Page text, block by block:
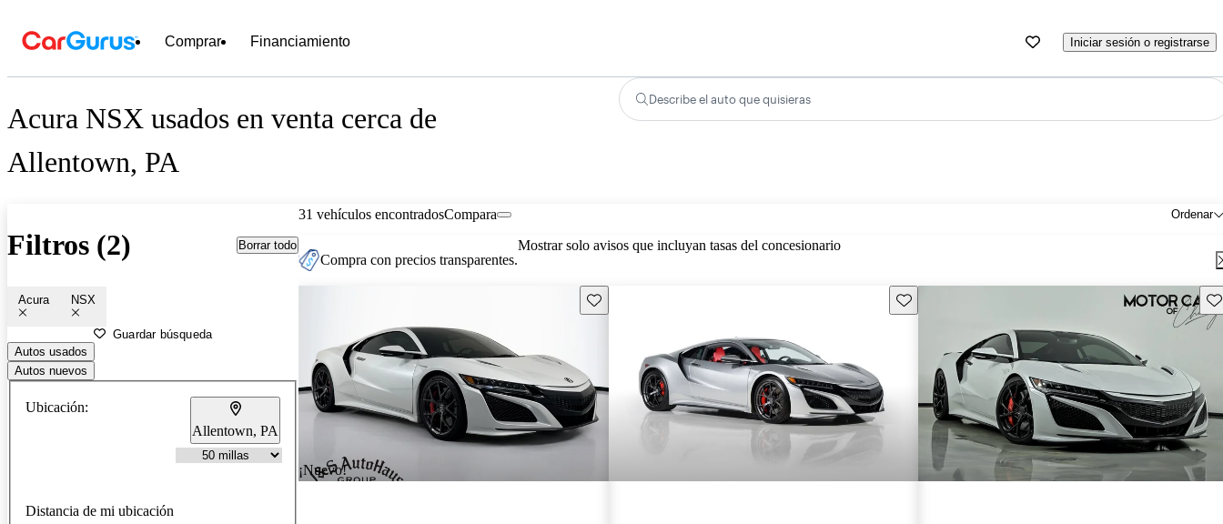
Comprar Financiamiento Iniciar sesión o registrarse
Acura NSX usados en venta cerca de
Allentown, PA
Describe el auto que quisieras
Filtros (2) Borrar todo
Acura NSX
Guardar búsqueda
Autos usados
Autos nuevos
Ubicación:
Allentown, PA
Distancia de mi ubicación
31 vehículos encontrados Ordenar
Compara
Compra con precios transparentes.
Mostrar solo avisos que incluyan tasas del concesionario
¡Nuevo!
Guarda este Aviso Guarda este Aviso